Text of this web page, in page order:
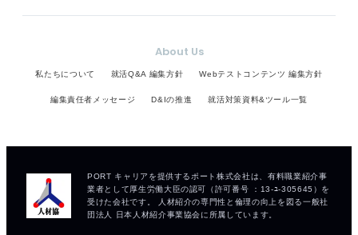
About Us
私たちについて 就活Q&A 編集方針 Webテストコンテンツ 編集方針
編集責任者メッセージ D&Iの推進 就活対策資料&ツール一覧